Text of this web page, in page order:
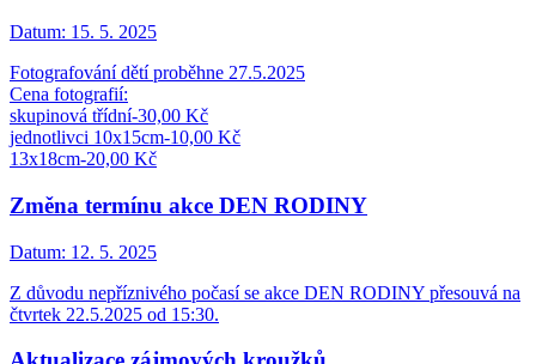
Datum: 15. 5. 2025
Fotografování dětí proběhne 27.5.2025
Cena fotografií:
skupinová třídní-30,00 Kč
jednotlivci 10x15cm-10,00 Kč
13x18cm-20,00 Kč
Změna termínu akce DEN RODINY
Datum: 12. 5. 2025
Z důvodu nepříznivého počasí se akce DEN RODINY přesouvá na
čtvrtek 22.5.2025 od 15:30.